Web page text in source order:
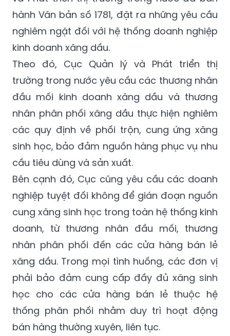
hành Văn bản số 1781, đặt ra những yêu cầu
nghiêm ngặt đối với hệ thống doanh nghiệp
kinh doanh xăng dầu.
Theo đó, Cục Quản lý và Phát triển thị
trường trong nước yêu cầu các thương nhân
đầu mối kinh doanh xăng dầu và thương
nhân phân phối xăng dầu thực hiện nghiêm
các quy định về phối trộn, cung ứng xăng
sinh học, bảo đảm nguồn hàng phục vụ nhu
cầu tiêu dùng và sản xuất.
Bên cạnh đó, Cục cũng yêu cầu các doanh
nghiệp tuyệt đối không để gián đoạn nguồn
cung xăng sinh học trong toàn hệ thống kinh
doanh, từ thương nhân đầu mối, thương
nhân phân phối đến các cửa hàng bán lẻ
xăng dầu. Trong mọi tình huống, các đơn vị
phải bảo đảm cung cấp đầy đủ xăng sinh
học cho các cửa hàng bán lẻ thuộc hệ
thống phân phối nhằm duy trì hoạt động
bán hàng thường xuyên, liên tục.